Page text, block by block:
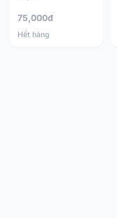
75,000đ
Hết hàng